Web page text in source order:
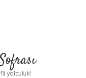
yolculuk!